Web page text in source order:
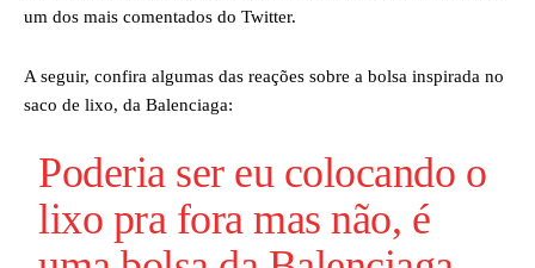
um dos mais comentados do Twitter.
A seguir, confira algumas das reações sobre a bolsa inspirada no
saco de lixo, da Balenciaga:
Poderia ser eu colocando o
lixo pra fora mas não, é